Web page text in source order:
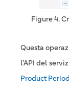
Figure 4.
Questa
l’API del
Product